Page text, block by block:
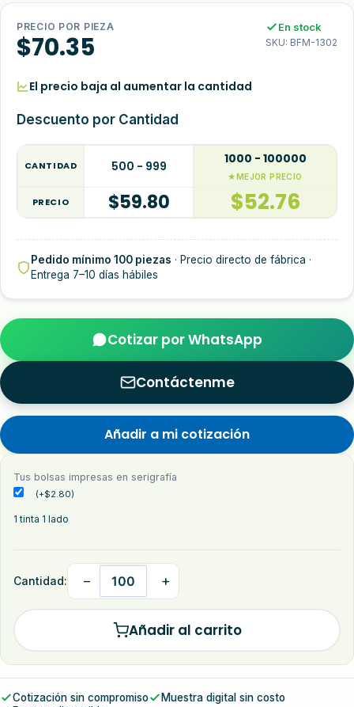
PRECIO POR PIEZA
$70.35
En stock
SKU: BFM-1302
El precio baja al aumentar la cantidad
Descuento por Cantidad
CANTIDAD 500 - 999 1000 - 100000
PRECIO $59.80 $52.76
Pedido mínimo 100 piezas · Precio directo de fábrica ·
Entrega 7–10 días hábiles
Cotizar por WhatsApp
Contáctenme
Añadir a mi cotización
Tus bolsas impresas en serigrafía
(+$2.80)
1 tinta 1 lado
Cantidad: − +
Añadir al carrito
Cotización sin compromiso
Muestra digital sin costo